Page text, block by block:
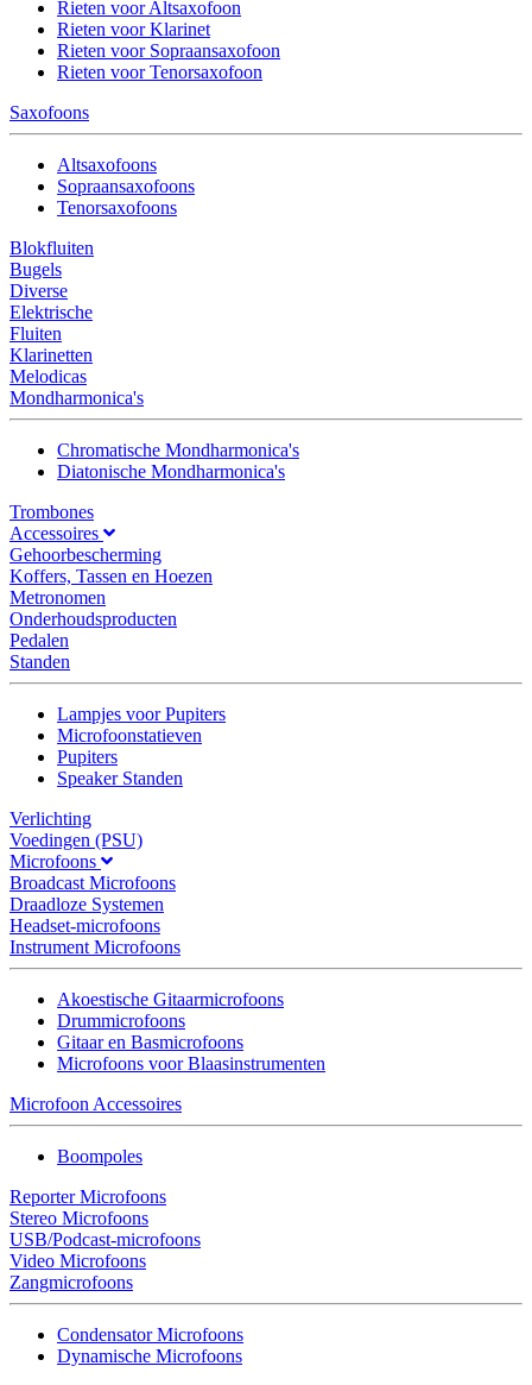
Rieten voor Altsaxofoon
Rieten voor Klarinet
Rieten voor Sopraansaxofoon
Rieten voor Tenorsaxofoon
Saxofoons
Altsaxofoons
Sopraansaxofoons
Tenorsaxofoons
Blokfluiten
Bugels
Diverse
Elektrische
Fluiten
Klarinetten
Melodicas
Mondharmonica's
Chromatische Mondharmonica's
Diatonische Mondharmonica's
Trombones
Accessoires
Gehoorbescherming
Koffers, Tassen en Hoezen
Metronomen
Onderhoudsproducten
Pedalen
Standen
Lampjes voor Pupiters
Microfoonstatieven
Pupiters
Speaker Standen
Verlichting
Voedingen (PSU)
Microfoons
Broadcast Microfoons
Draadloze Systemen
Headset-microfoons
Instrument Microfoons
Akoestische Gitaarmicrofoons
Drummicrofoons
Gitaar en Basmicrofoons
Microfoons voor Blaasinstrumenten
Microfoon Accessoires
Boompoles
Reporter Microfoons
Stereo Microfoons
USB/Podcast-microfoons
Video Microfoons
Zangmicrofoons
Condensator Microfoons
Dynamische Microfoons